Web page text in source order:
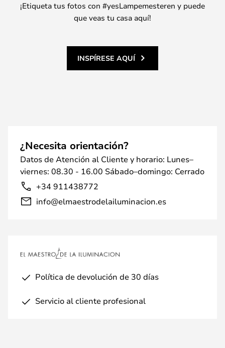
¡Etiqueta tus fotos con #yesLampemesteren y puede
que veas tu casa aquí!
INSPÍRESE AQUÍ
¿Necesita orientación?
Datos de Atención al Cliente y horario: Lunes–
viernes: 08.30 - 16.00 Sábado–domingo: Cerrado
+34 911438772
info@elmaestrodelailuminacion.es
Política de devolución de 30 días
Servicio al cliente profesional